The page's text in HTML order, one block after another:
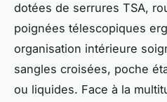
dotées de serrures TSA,
poignées télescopiques
organisation intérieure
sangles croisées, poche
ou liquides. Face à la